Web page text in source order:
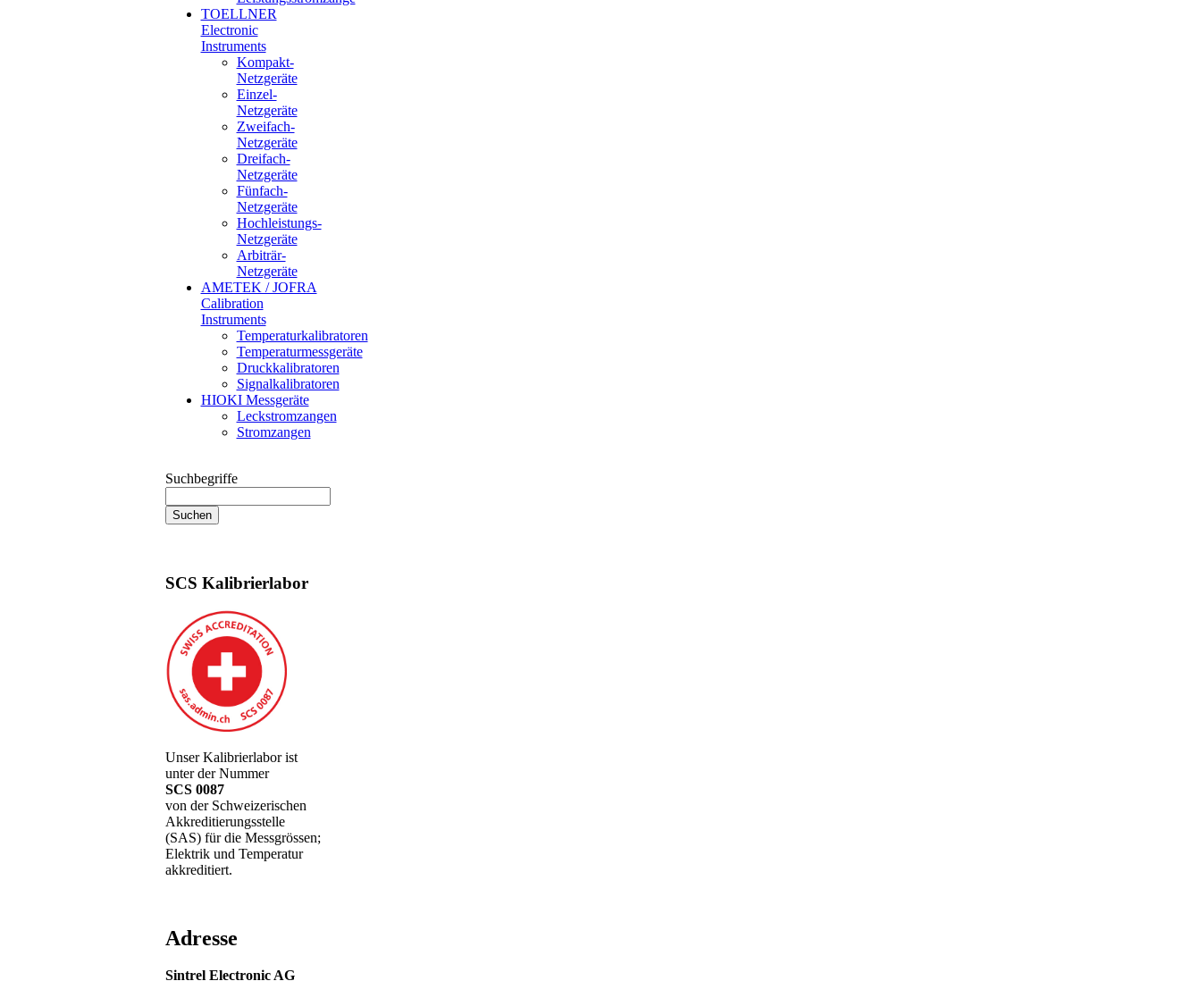
TOELLNER
Electronic
Instruments
Kompakt-
Netzgeräte
Einzel-
Netzgeräte
Zweifach-
Netzgeräte
Dreifach-
Netzgeräte
Fünfach-
Netzgeräte
Hochleistungs-
Netzgeräte
Arbiträr-
Netzgeräte
AMETEK / JOFRA
Calibration
Instruments
Temperaturkalibratoren
Temperaturmessgeräte
Druckkalibratoren
Signalkalibratoren
HIOKI Messgeräte
Leckstromzangen
Stromzangen
Suchbegriffe
SCS Kalibrierlabor
Unser Kalibrierlabor ist
unter der Nummer
SCS 0087
von der Schweizerischen
Akkreditierungsstelle
(SAS) für die Messgrössen;
Elektrik und Temperatur
akkreditiert.
Adresse
Sintrel Electronic AG